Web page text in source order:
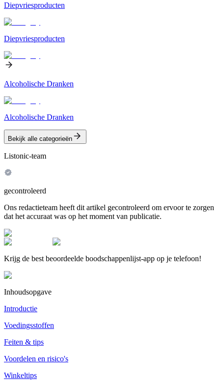
Diepvriesproducten
Diepvriesproducten
Alcoholische Dranken
Alcoholische Dranken
Bekijk alle categorieën
Listonic-team
gecontroleerd
Ons redactieteam heeft dit artikel gecontroleerd om ervoor te zorgen
dat het accuraat was op het moment van publicatie.
Krijg de best beoordeelde boodschappenlijst-app op je telefoon!
Inhoudsopgave
Introductie
Voedingsstoffen
Feiten & tips
Voordelen en risico's
Winkeltips